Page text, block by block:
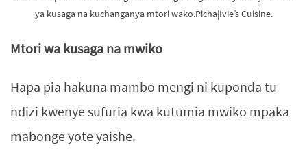
ya kusaga na kuchanganya mtori wako.Picha|Ivie’s Cuisine.
Mtori wa kusaga na mwiko
Hapa pia hakuna mambo mengi ni kuponda tu
ndizi kwenye sufuria kwa kutumia mwiko mpaka
mabonge yote yaishe.